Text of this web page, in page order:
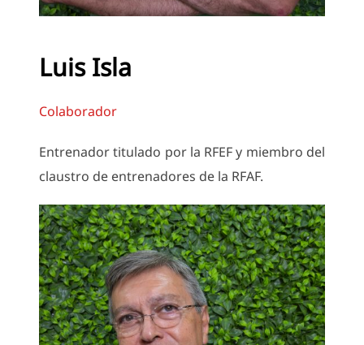
Luis Isla
Colaborador
Entrenador titulado por la RFEF y miembro del
claustro de entrenadores de la RFAF.